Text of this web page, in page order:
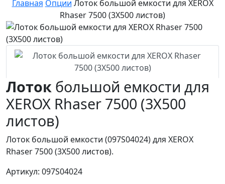
Главная Опции Лоток большой емкости для XEROX
Rhaser 7500 (3Х500 листов)
Лоток большой емкости для
XEROX Rhaser 7500 (3Х500
листов)
Лоток большой емкости (097S04024) для XEROX
Rhaser 7500 (3Х500 листов).
Артикул: 097S04024